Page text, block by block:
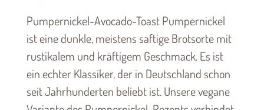
Pumpernickel-Avocado-Toast Pumpernickel
ist eine dunkle, meistens saftige Brotsorte mit
rustikalem und kräftigem Geschmack. Es ist
ein echter Klassiker, der in Deutschland schon
seit Jahrhunderten beliebt ist. Unsere vegane